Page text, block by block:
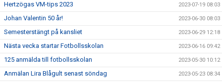
Hertzögas VM-tips 2023 2023-07-19 08:03
Johan Valentin 50 år! 2023-06-30 08:03
Semesterstängt på kansliet 2023-06-29 12:18
Nästa vecka startar Fotbollsskolan 2023-06-16 09:42
125 anmälda till fotbollsskolan 2023-05-30 10:12
Anmälan Lira Blågult senast söndag 2023-05-23 08:34